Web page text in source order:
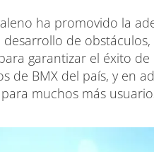
ha promovido la
de
garantizar el éxito
de BMX del país, y en
muchos más